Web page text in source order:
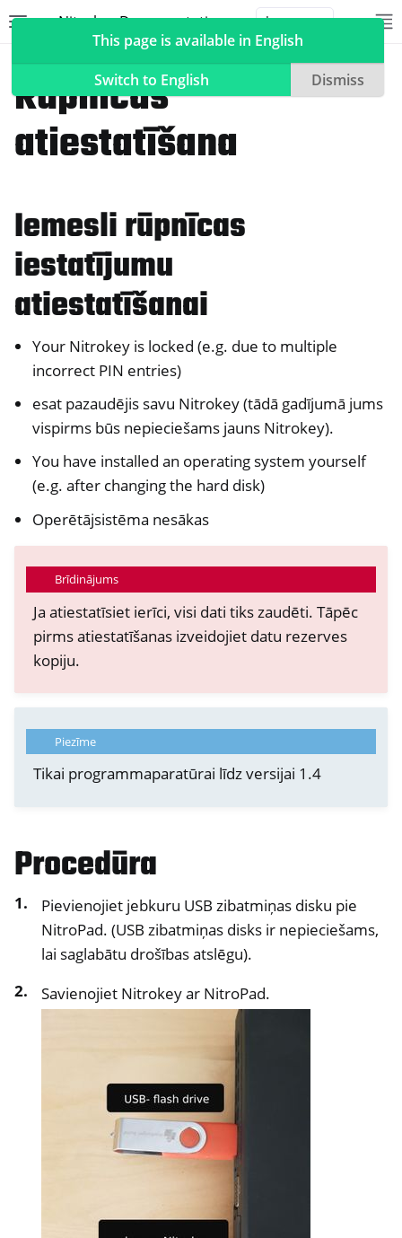
Nitrokey Documentation
navigation of Ubuntu
navigation of QubesOS
navigation of Heads
navigation of NitroPhone, NitroTablet
navigation of NitroWall
navigation of NitroWall NW750
navigation of Programmatūra
Rūpnīcas
atiestatīšana
Iemesli rūpnīcas
iestatījumu
atiestatīšanai
Your Nitrokey is locked (e.g. due to multiple
incorrect PIN entries)
esat pazaudējis savu Nitrokey (tādā gadījumā jums
vispirms būs nepieciešams jauns Nitrokey).
You have installed an operating system yourself
(e.g. after changing the hard disk)
Operētājsistēma nesākas
Brīdinājums
Ja atiestatīsiet ierīci, visi dati tiks zaudēti. Tāpēc
pirms atiestatīšanas izveidojiet datu rezerves
kopiju.
Piezīme
Tikai programmaparatūrai līdz versijai 1.4
Procedūra
Pievienojiet jebkuru USB zibatmiņas disku pie
NitroPad. (USB zibatmiņas disks ir nepieciešams,
lai saglabātu drošības atslēgu).
Savienojiet Nitrokey ar NitroPad.
This page is available in English
Switch to English
Dismiss